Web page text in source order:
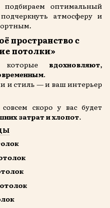
оптимальный
атмосферу и
пространство с
потолки»
которые вдохновляют,
.
и стиль — и ваш интерьер
скоро у вас будет
затрат и хлопот.